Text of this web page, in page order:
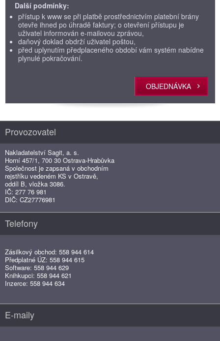
Další podmínky:
přístup k www se při platbě prostřednictvím platební brány
otevře ihned po úhradě faktury; o otevření přístupu je
uživatel informován e-mailovou zprávou,
daňový doklad obdrží uživatel poštou,
před uplynutím předplaceného období vám systém nabídne
plynulé pokračování.
OBJEDNÁVKA
Provozovatel
Nakladatelství Sagit, a. s.
Horní 457/1, 700 30 Ostrava-Hrabůvka
Společnost je zapsaná v obchodním
rejstříku vedeném KS v Ostravě,
oddíl B, vložka 3086.
IČ: 277 76 981
DIČ: CZ27776981
Telefony
Zásilkový obchod: 558 944 614
Předplatné ÚZ: 558 944 615
Software: 558 944 629
Knihkupci: 558 944 621
Inzerce: 558 944 634
E-maily